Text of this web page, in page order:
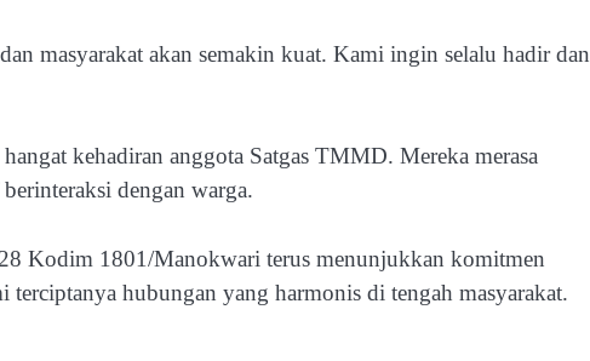
masyarakat akan semakin kuat. Kami ingin selalu hadir dan
kehadiran anggota Satgas TMMD. Mereka merasa
dengan warga.
Kodim 1801/Manokwari terus menunjukkan komitmen
hubungan yang harmonis di tengah masyarakat.